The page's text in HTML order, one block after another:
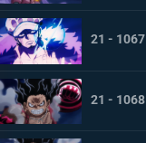
21 - 1067
21 - 1068